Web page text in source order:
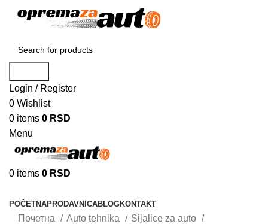
Login / Register
0 Wishlist
0 items 0 RSD
Menu
0 items 0 RSD
POČETNAPRODAVNICABLOGKONTAKT
Почетна Auto tehnika
Sijalice za auto